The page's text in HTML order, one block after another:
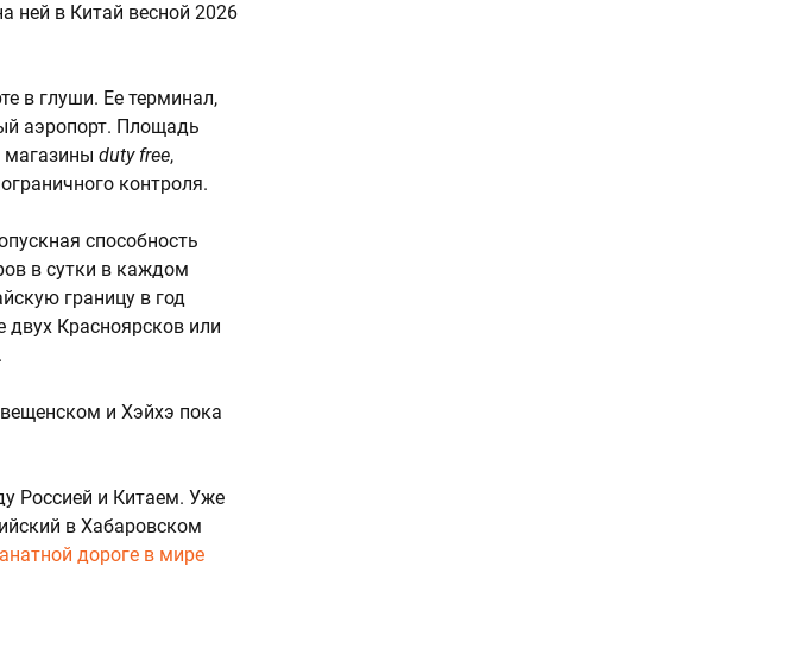
ней в Китай весной 2026
в глуши. Ее терминал,
аэропорт. Площадь
магазины duty free,
контроля.
способность
в сутки в каждом
границу в год
двух Красноярсков или
и Хэйхэ пока
Россией и Китаем. Уже
в Хабаровском
дороге в мире